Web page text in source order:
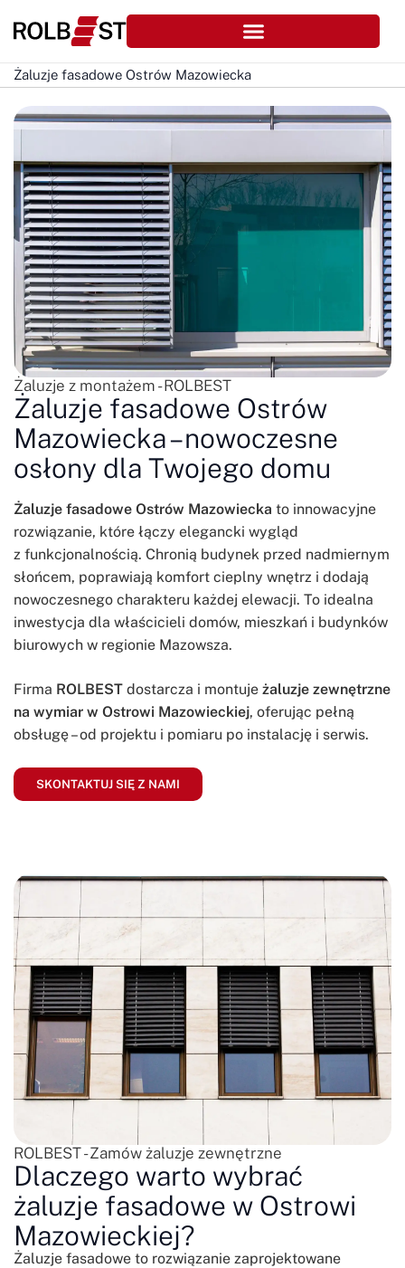
Żaluzje fasadowe Ostrów Mazowiecka
Żaluzje z montażem - ROLBEST
Żaluzje fasadowe Ostrów
Mazowiecka – nowoczesne
osłony dla Twojego domu
Żaluzje fasadowe Ostrów Mazowiecka to innowacyjne
rozwiązanie, które łączy elegancki wygląd
z funkcjonalnością. Chronią budynek przed nadmiernym
słońcem, poprawiają komfort cieplny wnętrz i dodają
nowoczesnego charakteru każdej elewacji. To idealna
inwestycja dla właścicieli domów, mieszkań i budynków
biurowych w regionie Mazowsza.
Firma ROLBEST dostarcza i montuje żaluzje zewnętrzne
na wymiar w Ostrowi Mazowieckiej, oferując pełną
obsługę – od projektu i pomiaru po instalację i serwis.
SKONTAKTUJ SIĘ Z NAMI
ROLBEST - Zamów żaluzje zewnętrzne
Dlaczego warto wybrać
żaluzje fasadowe w Ostrowi
Mazowieckiej?
Żaluzje fasadowe to rozwiązanie zaprojektowane